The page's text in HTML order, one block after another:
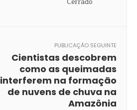
PUBLICAÇÃO SEGUINTE
Cientistas descobrem
como as queimadas
interferem na formação
de nuvens de chuva na
Amazônia